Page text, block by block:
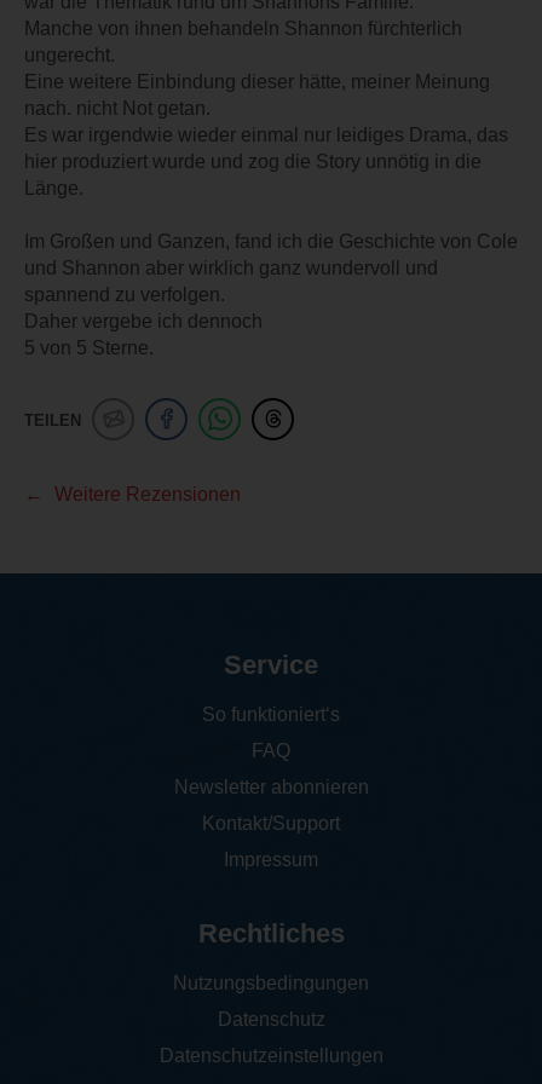
Manche von ihnen behandeln Shannon fürchterlich
ungerecht.
Eine weitere Einbindung dieser hätte, meiner Meinung
nach. nicht Not getan.
Es war irgendwie wieder einmal nur leidiges Drama, das
hier produziert wurde und zog die Story unnötig in die
Länge.
Im Großen und Ganzen, fand ich die Geschichte von Cole
und Shannon aber wirklich ganz wundervoll und
spannend zu verfolgen.
Daher vergebe ich dennoch
5 von 5 Sterne.
TEILEN
Weitere Rezensionen
Service
So funktioniert‘s
FAQ
Newsletter abonnieren
Kontakt/Support
Impressum
Rechtliches
Nutzungsbedingungen
Datenschutz
Datenschutzeinstellungen